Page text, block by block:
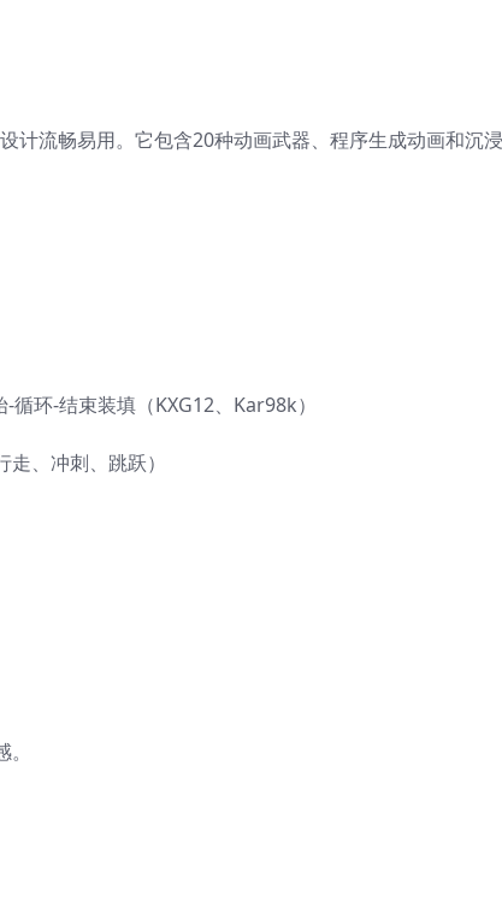
计流畅易用。它包含20种动画武器、程序生成动画和沉
环-结束装填（KXG12、Kar98k）
、冲刺、跳跃）